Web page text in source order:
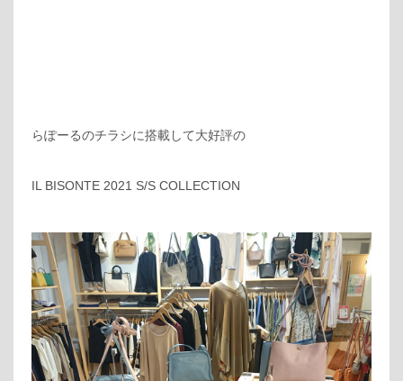
らぽーるのチラシに搭載して大好評の
IL BISONTE 2021 S/S COLLECTION